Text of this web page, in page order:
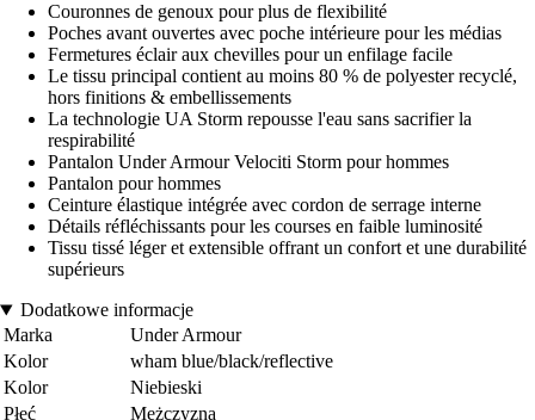
Couronnes de genoux pour plus de flexibilité
Poches avant ouvertes avec poche intérieure pour les médias
Fermetures éclair aux chevilles pour un enfilage facile
Le tissu principal contient au moins 80 % de polyester recyclé,
hors finitions & embellissements
La technologie UA Storm repousse l'eau sans sacrifier la
respirabilité
Pantalon Under Armour Velociti Storm pour hommes
Pantalon pour hommes
Ceinture élastique intégrée avec cordon de serrage interne
Détails réfléchissants pour les courses en faible luminosité
Tissu tissé léger et extensible offrant un confort et une durabilité
supérieurs
Dodatkowe informacje
Marka
Under Armour
Kolor
wham blue/black/reflective
Kolor
Niebieski
Płeć
Mężczyzna